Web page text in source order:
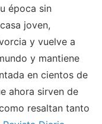
época sin
joven,
y vuelve a
y mantiene
en cientos de
ahora sirven de
resaltan tanto